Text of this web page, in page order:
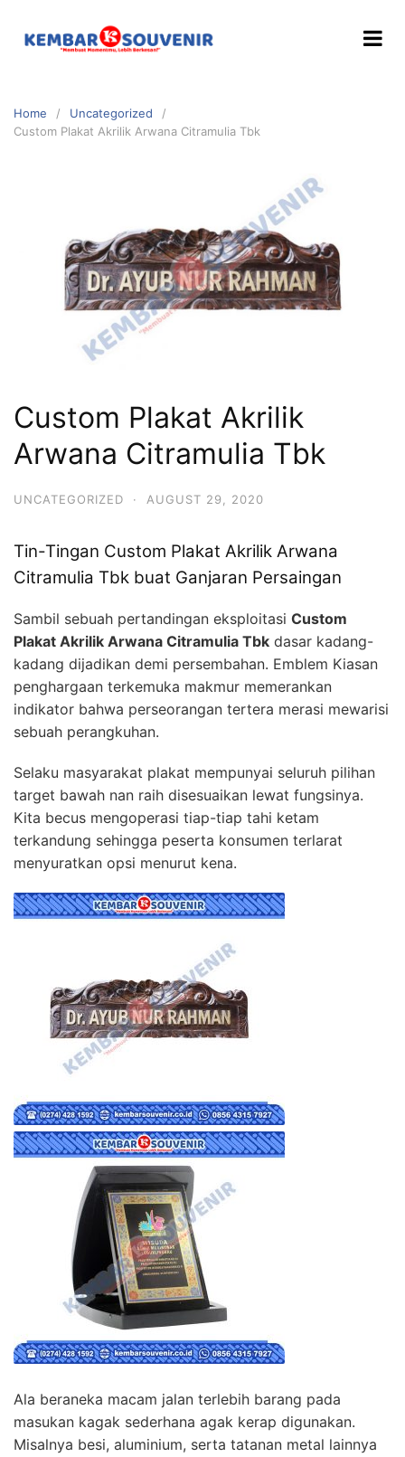
Home
Uncategorized
Custom Plakat Akrilik Arwana Citramulia Tbk
Custom Plakat Akrilik
Arwana Citramulia Tbk
UNCATEGORIZED · AUGUST 29, 2020
Tin-Tingan Custom Plakat Akrilik Arwana
Citramulia Tbk buat Ganjaran Persaingan
Sambil sebuah pertandingan eksploitasi Custom
Plakat Akrilik Arwana Citramulia Tbk dasar kadang-
kadang dijadikan demi persembahan. Emblem Kiasan
penghargaan terkemuka makmur memerankan
indikator bahwa perseorangan tertera merasi mewarisi
sebuah perangkuhan.
Selaku masyarakat plakat mempunyai seluruh pilihan
target bawah nan raih disesuaikan lewat fungsinya.
Kita becus mengoperasi tiap-tiap tahi ketam
terkandung sehingga peserta konsumen terlarat
menyuratkan opsi menurut kena.
Ala beraneka macam jalan terlebih barang pada
masukan kagak sederhana agak kerap digunakan.
Misalnya besi, aluminium, serta tatanan metal lainnya